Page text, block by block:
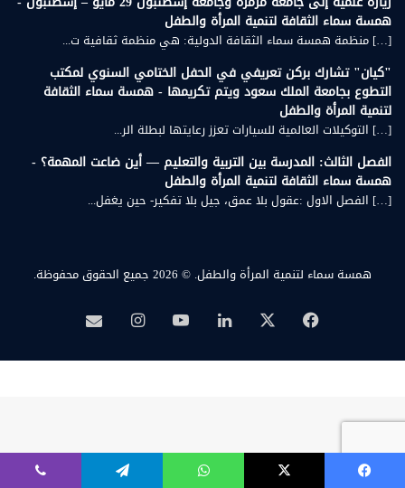
همسة سماء الثقافة لتنمية المرأة والطفل
[…] منظمة همسة سماء الثقافة الدولية: هي منظمة ثقافية ت...
"كيان" تشارك بركن تعريفي في الحفل الختامي السنوي لمكتب
التطوع بجامعة الملك سعود ويتم تكريمها - همسة سماء الثقافة
لتنمية المرأة والطفل
[…] التوكيلات العالمية للسيارات تعزز رعايتها لبطلة الر...
الفصل الثالث: المدرسة بين التربية والتعليم — أين ضاعت المهمة؟ -
همسة سماء الثقافة لتنمية المرأة والطفل
[…] الفصل الاول :عقول بلا عمق، جيل بلا تفكير- حين يغفل...
همسة سماء لتنمية المرأة والطفل. © 2026 جميع الحقوق محفوظة.
فيسبوك لينكدإن‫YouTubeانستقرامبريد
همسة